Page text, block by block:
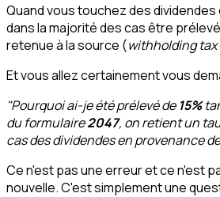
Quand vous touchez des
dans la majorité des cas être
retenue à la source (withholding tax
Et vous allez certainement vous
"Pourquoi ai-je été prélevé de 15%
du formulaire2047, on retient un
cas des dividendes en provenance
Ce n'est pas une erreur et ce n'est
nouvelle. C'est simplement une